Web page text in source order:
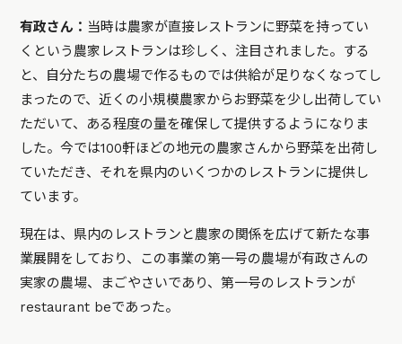
有政さん： 当時は農家が直接レストランに野菜を持ってい
くという農家レストランは珍しく、注目されました。する
と、自分たちの農場で作るものでは供給が足りなくなってし
まったので、近くの小規模農家からお野菜を少し出荷してい
ただいて、ある程度の量を確保して提供するようになりま
した。今では100軒ほどの地元の農家さんから野菜を出荷し
ていただき、それを県内のいくつかのレストランに提供し
ています。
現在は、県内のレストランと農家の関係を広げて新たな事
業展開をしており、この事業の第一号の農場が有政さんの
実家の農場、まごやさいであり、第一号のレストランが
restaurant beであった。